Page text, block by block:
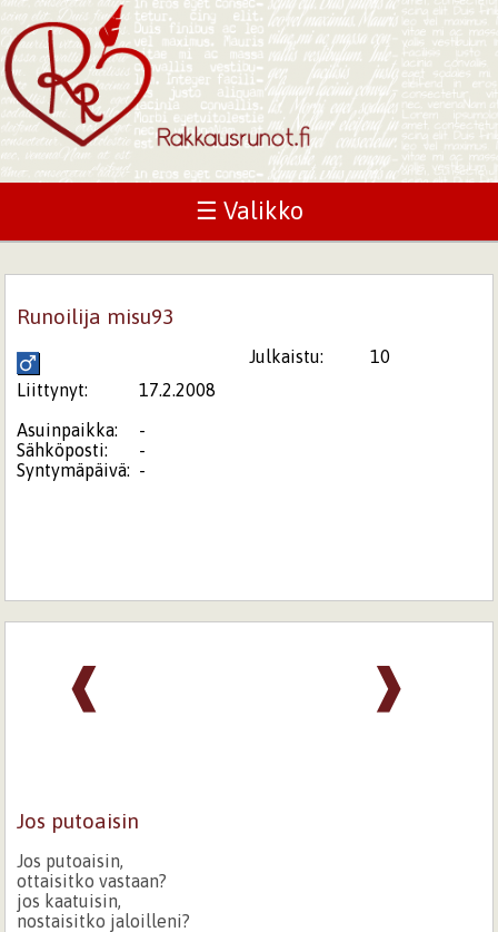
☰ Valikko
Runoilija misu93
Julkaistu:
10
Liittynyt:
17.2.2008
Asuinpaikka:
-
Sähköposti:
-
Syntymäpäivä: -
❱
❰
Jos putoaisin
Jos putoaisin,
ottaisitko vastaan?
jos kaatuisin,
nostaisitko jaloilleni?